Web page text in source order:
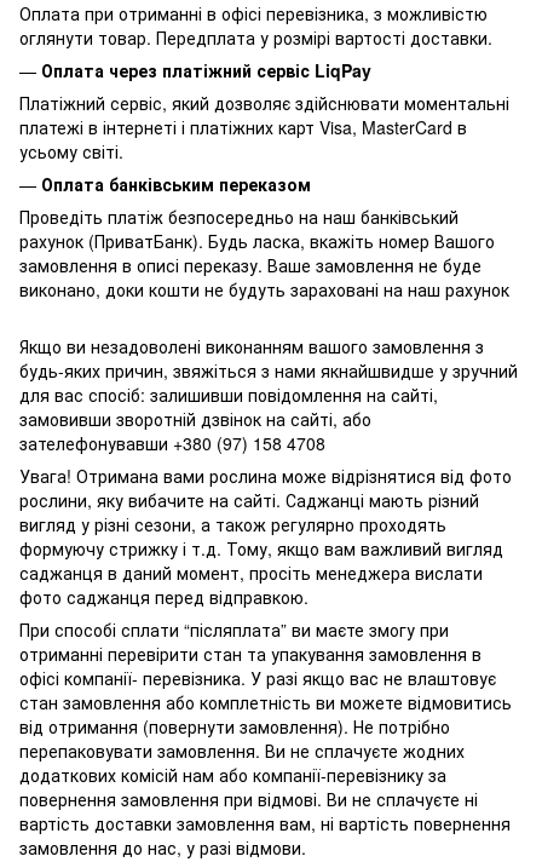
Оплата при отриманні в офісі перевізника, з можливістю
оглянути товар. Передплата у розмірі вартості доставки.
— Оплата через платіжний сервіс LiqPay
Платіжний сервіс, який дозволяє здійснювати моментальні
платежі в інтернеті і платіжних карт Visa, MasterCard в
усьому світі.
— Оплата банківським переказом
Проведіть платіж безпосередньо на наш банківський
рахунок (ПриватБанк). Будь ласка, вкажіть номер Вашого
замовлення в описі переказу. Ваше замовлення не буде
виконано, доки кошти не будуть зараховані на наш рахунок
Якщо ви незадоволені виконанням вашого замовлення з
будь-яких причин, звяжіться з нами якнайшвидше у зручний
для вас спосіб: залишивши повідомлення на сайті,
замовивши зворотній дзвінок на сайті, або
зателефонувавши +380 (97) 158 4708
Увага! Отримана вами рослина може відрізнятися від фото
рослини, яку вибачите на сайті. Саджанці мають різний
вигляд у різні сезони, а також регулярно проходять
формуючу стрижку і т.д. Тому, якщо вам важливий вигляд
саджанця в даний момент, просіть менеджера вислати
фото саджанця перед відправкою.
При способі сплати “післяплата” ви маєте змогу при
отриманні перевірити стан та упакування замовлення в
офісі компанії- перевізника. У разі якщо вас не влаштовує
стан замовлення або комплетність ви можете відмовитись
від отримання (повернути замовлення). Не потрібно
перепаковувати замовлення. Ви не сплачуєте жодних
додаткових комісій нам або компанії-перевізнику за
повернення замовлення при відмові. Ви не сплачуєте ні
вартість доставки замовлення вам, ні вартість повернення
замовлення до нас, у разі відмови.